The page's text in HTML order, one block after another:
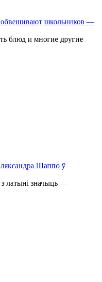
обвешивают школьников —
блюд и многие другие
Шаппо ў
з латыні значыць —